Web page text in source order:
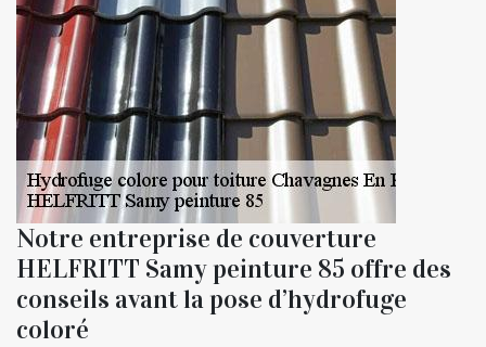
Notre entreprise de couverture
HELFRITT Samy peinture 85 offre des
conseils avant la pose d’hydrofuge
coloré